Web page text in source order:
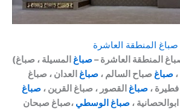
صباغ المنطقة العاشرة
(
المنطقة العاشرة –صباغ المسيلة ، صباغ
صباغ صباح السالم ، صباغ العدان ، صباغ
فطيرة ، صباغ القصور ، صباغ القرين ، صباغ
،صباغ الوسطي